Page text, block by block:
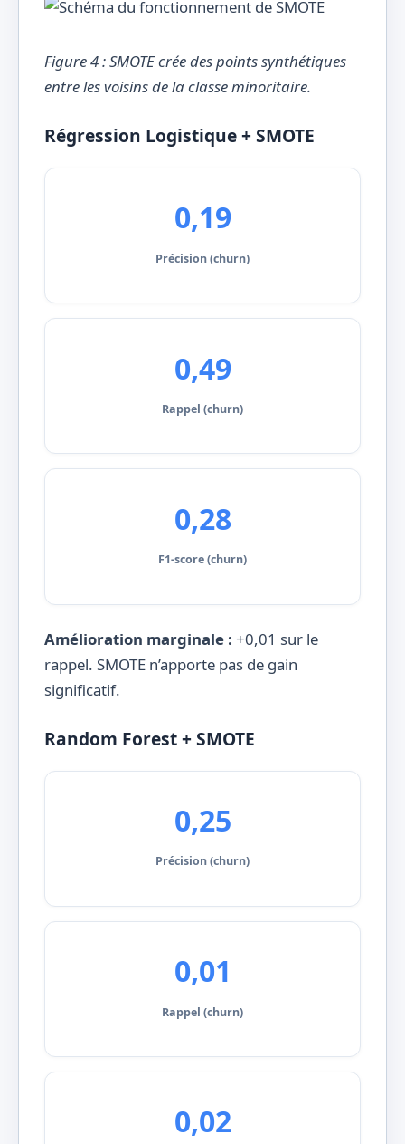
Figure 4 : SMOTE crée des points synthétiques
entre les voisins de la classe minoritaire.
Régression Logistique + SMOTE
0,19
Précision (churn)
0,49
Rappel (churn)
0,28
F1-score (churn)
Amélioration marginale : +0,01 sur le
rappel. SMOTE n’apporte pas de gain
significatif.
Random Forest + SMOTE
0,25
Précision (churn)
0,01
Rappel (churn)
0,02